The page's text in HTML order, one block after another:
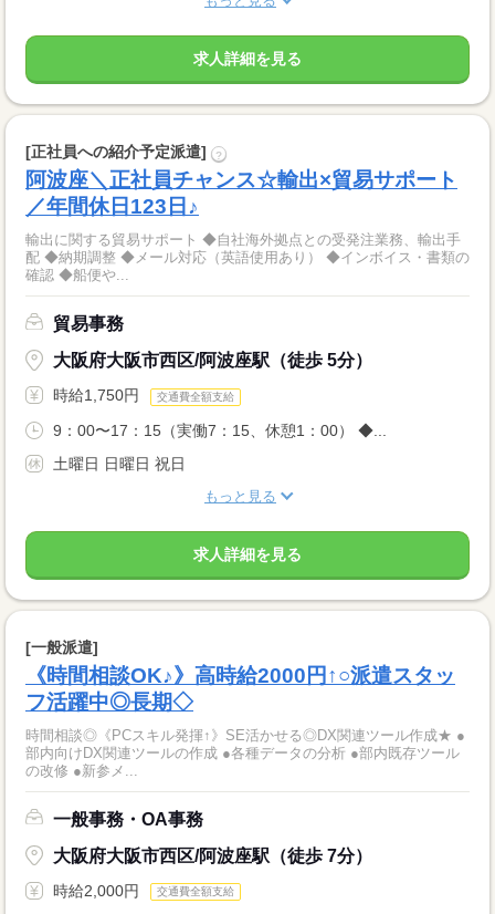
求人詳細を見る
[正社員への紹介予定派遣] ?
阿波座＼正社員チャンス☆輸出×貿易サポート
／年間休日123日♪
輸出に関する貿易サポート ◆自社海外拠点との受発注業務、輸出手
配 ◆納期調整 ◆メール対応（英語使用あり） ◆インボイス・書類の
確認 ◆船便や...
貿易事務
大阪府大阪市西区/阿波座駅（徒歩 5分）
時給1,750円 交通費全額支給
9：00〜17：15（実働7：15、休憩1：00） ◆...
土曜日 日曜日 祝日
もっと見る
求人詳細を見る
[一般派遣]
《時間相談OK♪》高時給2000円↑○派遣スタッ
フ活躍中◎長期◇
時間相談◎《PCスキル発揮↑》SE活かせる◎DX関連ツール作成★ ●
部内向けDX関連ツールの作成 ●各種データの分析 ●部内既存ツール
の改修 ●新参メ...
一般事務・OA事務
大阪府大阪市西区/阿波座駅（徒歩 7分）
時給2,000円 交通費全額支給